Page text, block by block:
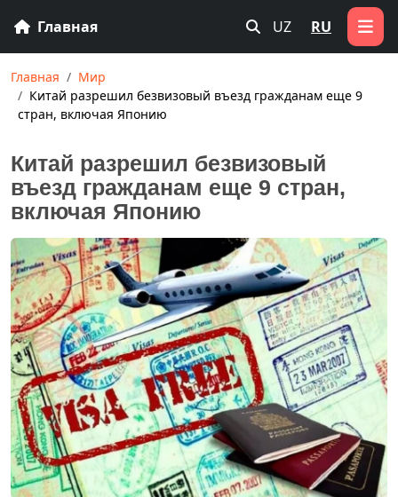
Главная UZ RU
Главная
Мир
Китай разрешил безвизовый въезд гражданам еще 9
стран, включая Японию
Китай разрешил безвизовый
въезд гражданам еще 9 стран,
включая Японию